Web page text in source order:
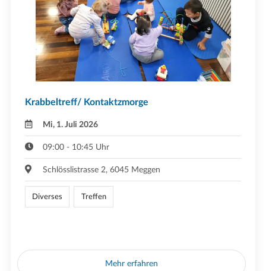
Krabbeltreff/ Kontaktzmorge
Mi, 1. Juli 2026
09:00 - 10:45 Uhr
Schlösslistrasse 2, 6045 Meggen
Diverses Treffen
Mehr erfahren